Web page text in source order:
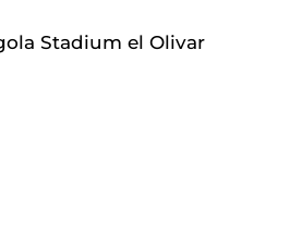
Stadium el Olivar